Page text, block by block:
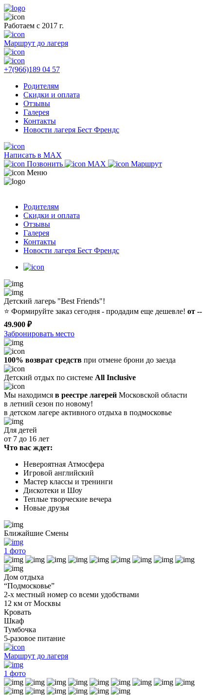
Работаем с 2017 г.
Маршрут до лагеря
+7(966)189 04 57
Родителям
Скидки и оплата
Отзывы
Галерея
Контакты
Новости лагеря Бест Френдс
Написать в MAX
Позвонить
MAX
Маршрут
Меню
Родителям
Скидки и оплата
Отзывы
Галерея
Контакты
Новости лагеря Бест Френдс
Детский лагерь "Best Friends"!
⭐️ Формируйте заказ сегодня - продадим еще дешевле! от --
49.900 ₽
Забронировать место
100% возврат средств при отмене брони до заезда
Детский отдых по системе All Inclusive
Мы находимся в реестре лагерей Московской области
в летний сезон по новому!
в детском лагере активного отдыха в подмосковье
Для детей
от 7 до 16 лет
Что вас ждет:
Невероятная Атмосфера
Игровой английский
Мастер классы и тренинги
Дискотеки и Шоу
Теплые творческие вечера
Новые друзья
Ближайшие Смены
1 фото
Дом отдыха
“Подмосковье”
2-х местный номер со всеми удобствами
12 км от Москвы
Кровать
Шкаф
Тумбочка
5-разовое питание
Маршрут до лагеря
1 фото